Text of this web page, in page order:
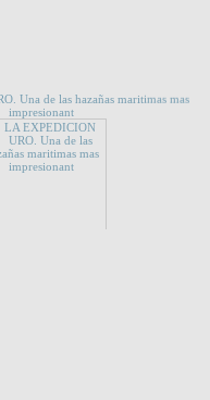
impresionant